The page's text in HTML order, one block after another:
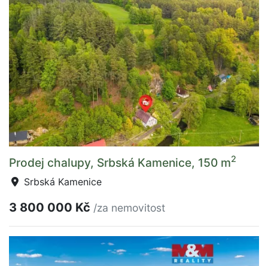
Prodej chalupy, Srbská Kamenice, 150 m2
Srbská Kamenice
3 800 000 Kč /za nemovitost